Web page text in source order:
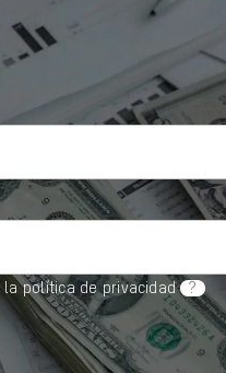
lapolítica de privacidad ?